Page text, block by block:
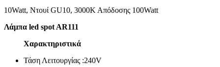
10Watt, Ντουί GU10, 3000Κ Απόδοσης 100Watt
Λάμπα led spot AR111
Χαρακτηριστικά
Τάση Λειτουργίας :240V